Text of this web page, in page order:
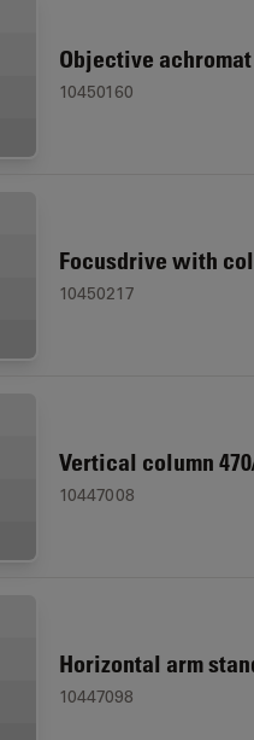
Objective achromat
10450160
Focusdrive with
10450217
Vertical column
10447008
Horizontal arm
10447098